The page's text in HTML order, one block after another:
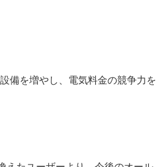
備を増やし、電気料金の競争力を